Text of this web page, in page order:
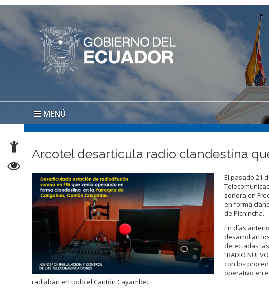
MENÚ
Arcotel desarticula radio clandestina
El pasado 21
sonora en
en forma
de Pichincha.
En días
desarrollan
detectadas
“RADIO
con los
operativo en
radiaban en todo el Cantón Cayambe.